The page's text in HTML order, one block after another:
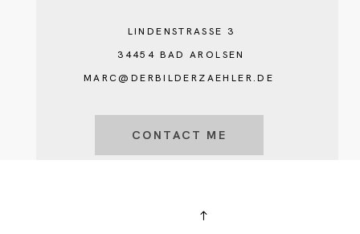
LINDENSTRASSE 3
34454 BAD AROLSEN
MARC@DERBILDERZAEHLER.DE
CONTACT ME